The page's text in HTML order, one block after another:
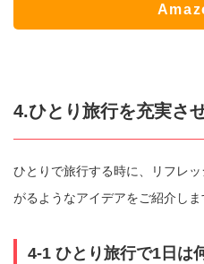
4.ひとり旅行を充実さ
ひとりで旅行する時に、リフレ
がるようなアイデアをご紹介しま
4-1 ひとり旅行で1日は